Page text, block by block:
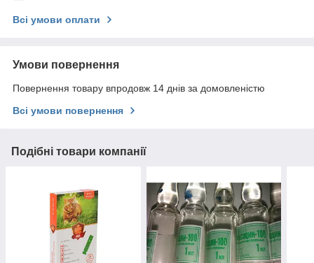
Всі умови оплати
Умови повернення
Повернення товару впродовж 14 днів за домовленістю
Всі умови повернення
Подібні товари компанії